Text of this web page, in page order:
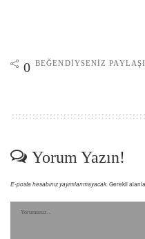
0 BEĞENDIYSENIZ
Yorum Yazın!
E-posta hesabınız yayımlanmayacak. Gerekli